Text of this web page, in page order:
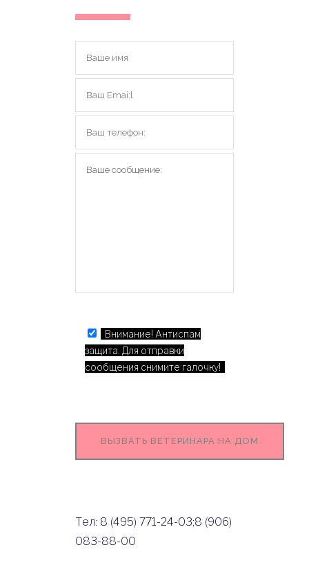
Внимание! Антиспам
защита. Для отправки
сообщения снимите галочку!
Тел: 8 (495) 771-24-03;8 (906)
083-88-00